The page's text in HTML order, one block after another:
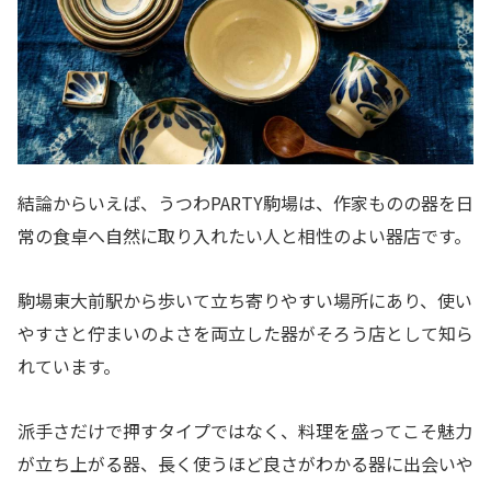
結論からいえば、うつわPARTY駒場は、作家ものの器を日
常の食卓へ自然に取り入れたい人と相性のよい器店です。
駒場東大前駅から歩いて立ち寄りやすい場所にあり、使い
やすさと佇まいのよさを両立した器がそろう店として知ら
れています。
派手さだけで押すタイプではなく、料理を盛ってこそ魅力
が立ち上がる器、長く使うほど良さがわかる器に出会いや